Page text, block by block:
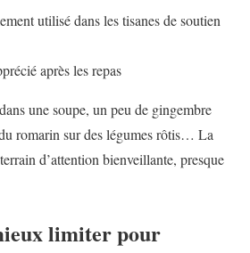
utilisé dans les tisanes de soutien
après les repas
une soupe, un peu de gingembre
romarin sur des légumes rôtis… La
d’attention bienveillante, presque
limiter pour